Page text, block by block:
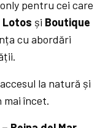
pentru cei care
Lotos și Boutique
cu abordări
la natură și
încet.